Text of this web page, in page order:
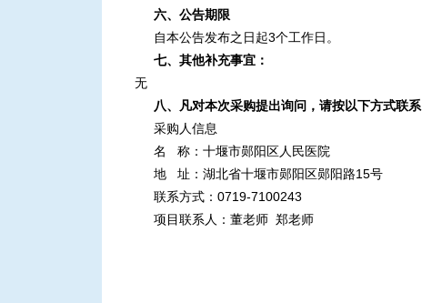
六、公告期限
自本公告发布之日起3个工作日。
七、其他补充事宜：
无
八、凡对本次采购提出询问，请按以下方式联系
采购人信息
名
称：十堰市郧阳区人民医院
地 址：湖北省十堰市郧阳区郧阳路15号
联系方式：0719-7100243
项目联系人：董老师 郑老师